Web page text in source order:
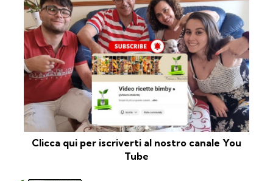
Clicca qui per iscriverti al nostro canale You
Tube